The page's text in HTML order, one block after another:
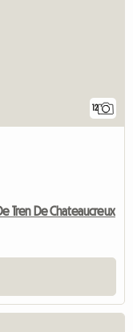
12
Tren De Chateaucreux